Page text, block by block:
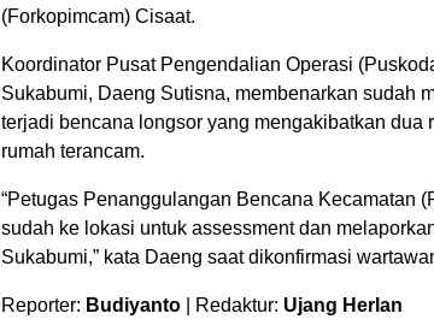
(Forkopimcam) Cisaat.
Koordinator Pusat Pengendalian Operasi
Sukabumi, Daeng Sutisna, membenarkan sudah
terjadi bencana longsor yang mengakibatkan dua
rumah terancam.
“Petugas Penanggulangan Bencana Kecamatan
sudah ke lokasi untuk assessment dan
Sukabumi,” kata Daeng saat dikonfirmasi
Reporter: Budiyanto | Redaktur: Ujang Herlan